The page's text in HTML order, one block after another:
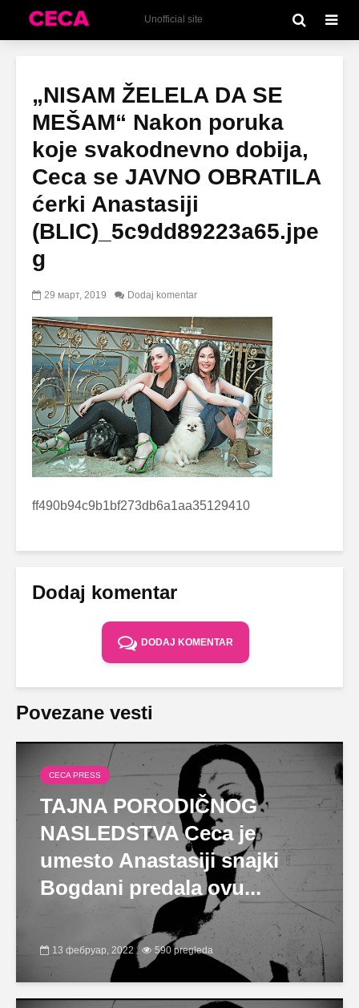
Unofficial site
„NISAM ŽELELA DA SE
MEŠAM“ Nakon poruka
koje svakodnevno dobija,
Ceca se JAVNO OBRATILA
ćerki Anastasiji
(BLIC)_5c9dd89223a65.jpe
g
29 март, 2019 Dodaj komentar
ff490b94c9b1bf273db6a1aa35129410
Dodaj komentar
DODAJ KOMENTAR
Povezane vesti
CECA PRESS
TAJNA PORODIČNOG
NASLEDSTVA Ceca je
umesto Anastasiji snajki
Bogdani predala ovu...
13 фебруар, 2022 590 pregleda